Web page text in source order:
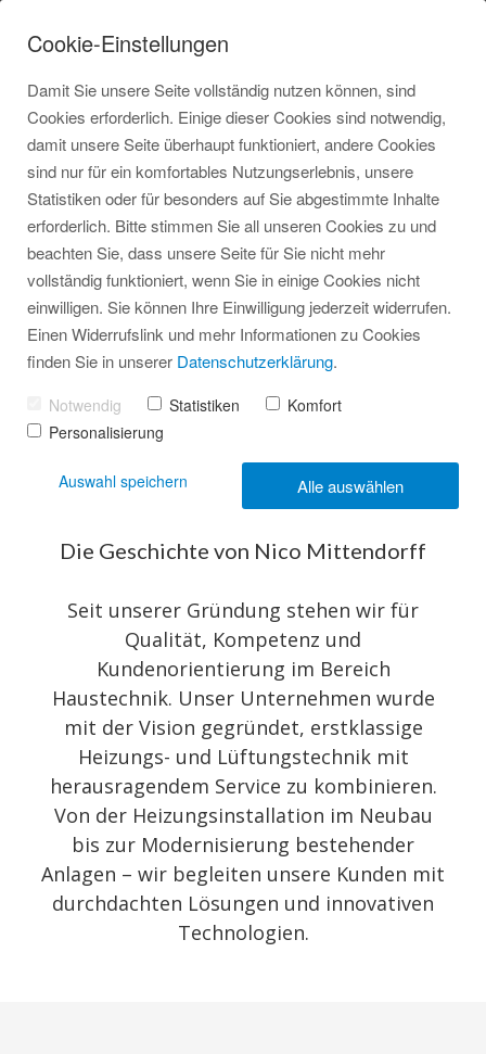
unter0172 5291688
Referenzen Bad
Referenzen Heizung
Über uns
Haustechnik Minden - Nico
Mittendorff
Tradition und Innovation
Die Geschichte von Nico Mittendorff
Seit unserer Gründung stehen wir für
Qualität, Kompetenz und
Kundenorientierung im Bereich
Haustechnik. Unser Unternehmen wurde
mit der Vision gegründet, erstklassige
Heizungs- und Lüftungstechnik mit
herausragendem Service zu kombinieren.
Von der Heizungsinstallation im Neubau
bis zur Modernisierung bestehender
Anlagen – wir begleiten unsere Kunden mit
durchdachten Lösungen und innovativen
Technologien.
Cookie-Einstellungen
Damit Sie unsere Seite vollständig nutzen können, sind
Cookies erforderlich. Einige dieser Cookies sind notwendig,
damit unsere Seite überhaupt funktioniert, andere Cookies
sind nur für ein komfortables Nutzungserlebnis, unsere
Statistiken oder für besonders auf Sie abgestimmte Inhalte
erforderlich. Bitte stimmen Sie all unseren Cookies zu und
beachten Sie, dass unsere Seite für Sie nicht mehr
vollständig funktioniert, wenn Sie in einige Cookies nicht
einwilligen. Sie können Ihre Einwilligung jederzeit widerrufen.
Einen Widerrufslink und mehr Informationen zu Cookies
finden Sie in unserer Datenschutzerklärung.
Notwendig Statistiken
Komfort
Personalisierung
Auswahl speichern Alle auswählen